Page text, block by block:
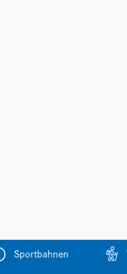
Sportbahnen